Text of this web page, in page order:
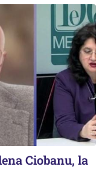
Ciobanu, la